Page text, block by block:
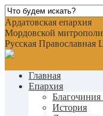
Ардатовская епархия
Мордовской
Русская Православная
Главная
Епархия
История